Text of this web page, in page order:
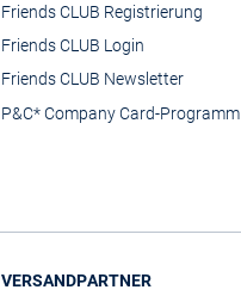
Friends CLUB Registrierung
Friends CLUB Login
Friends CLUB Newsletter
P&C* Company Card-Programm
VERSANDPARTNER